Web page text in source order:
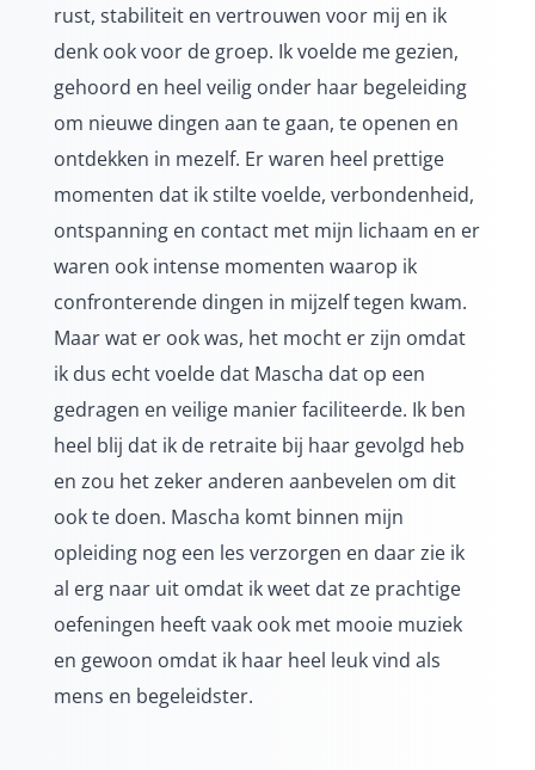
rust, stabiliteit en vertrouwen voor mij en ik
denk ook voor de groep. Ik voelde me gezien,
gehoord en heel veilig onder haar begeleiding
om nieuwe dingen aan te gaan, te openen en
ontdekken in mezelf. Er waren heel prettige
momenten dat ik stilte voelde, verbondenheid,
ontspanning en contact met mijn lichaam en er
waren ook intense momenten waarop ik
confronterende dingen in mijzelf tegen kwam.
Maar wat er ook was, het mocht er zijn omdat
ik dus echt voelde dat Mascha dat op een
gedragen en veilige manier faciliteerde. Ik ben
heel blij dat ik de retraite bij haar gevolgd heb
en zou het zeker anderen aanbevelen om dit
ook te doen. Mascha komt binnen mijn
opleiding nog een les verzorgen en daar zie ik
al erg naar uit omdat ik weet dat ze prachtige
oefeningen heeft vaak ook met mooie muziek
en gewoon omdat ik haar heel leuk vind als
mens en begeleidster.